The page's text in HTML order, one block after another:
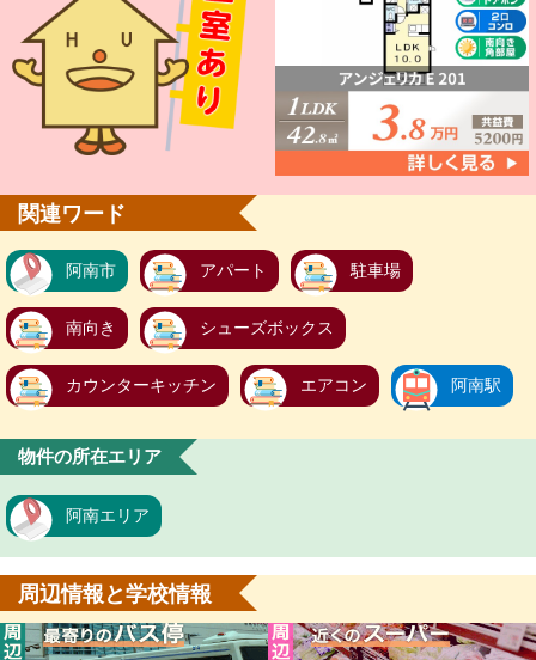
関連ワード
阿南市 アパート 駐車場
南向き シューズボックス
カウンターキッチン エアコン 阿南駅
物件の所在エリア
阿南エリア
周辺情報と学校情報